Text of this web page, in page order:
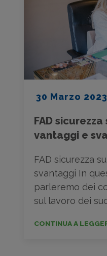
30 Marzo 2023
FAD
vantaggi e
FAD sicurezza
svantaggi In
parleremo dei
sul lavoro dei
CONTINUA A